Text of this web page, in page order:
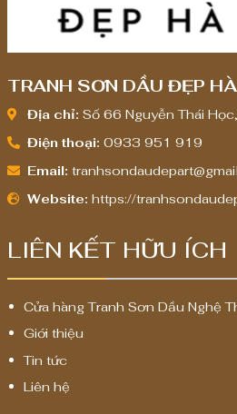
TRANH SƠN DẦU ĐẸP
Địa chỉ: Số 66 Nguyễn Thái
Điện thoại: 0933 951 919
Email:
Website: https://
LIÊN KẾT HỮU ÍCH
Cửa hàng Tranh Sơn Dầu Nghệ
Giới thiệu
Tin tức
Liên hệ